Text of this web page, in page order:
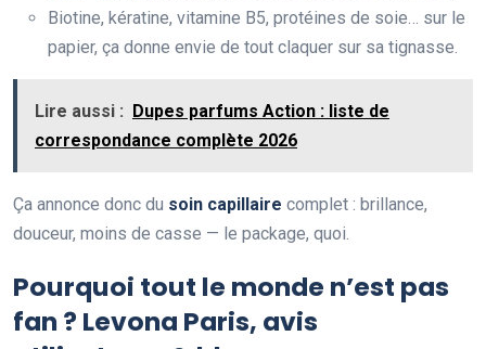
Biotine, kératine, vitamine B5, protéines de soie… sur le
papier, ça donne envie de tout claquer sur sa tignasse.
Lire aussi : Dupes parfums Action : liste de
correspondance complète 2026
Ça annonce donc du soin capillaire complet : brillance,
douceur, moins de casse — le package, quoi.
Pourquoi tout le monde n’est pas
fan ? Levona Paris, avis